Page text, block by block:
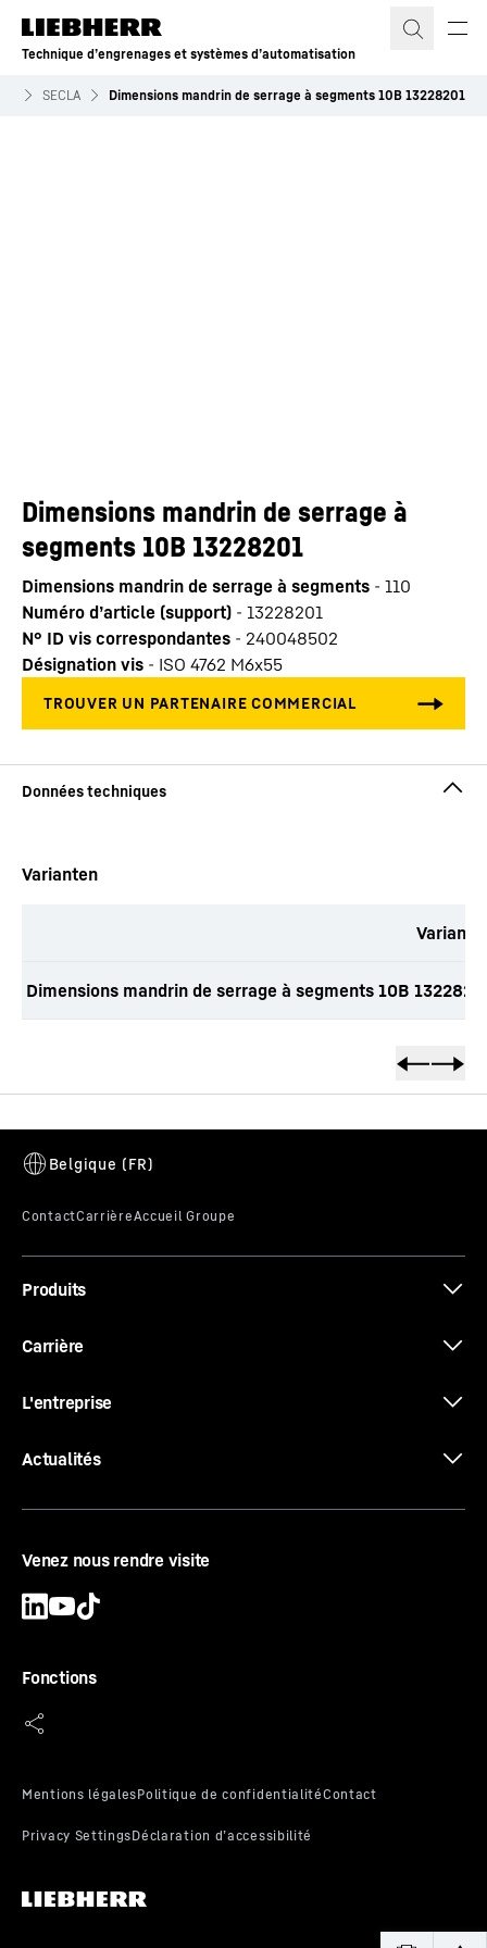
Technique d’engrenages et systèmes d’automatisation
SECLA Dimensions mandrin de serrage à segments 10B 13228201
Dimensions mandrin de serrage à
segments 10B 13228201
Dimensions mandrin de serrage à segments - 110
Numéro d’article (support) - 13228201
N° ID vis correspondantes - 240048502
Désignation vis - ISO 4762 M6x55
Varianten
Dimensions mandrin de serrage à segments 10B
Produits
Carrière
L'entreprise
Actualités
Venez nous rendre visite
Fonctions